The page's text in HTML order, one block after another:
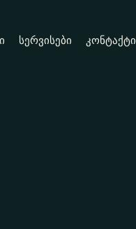
სერვისები კონტაქტი